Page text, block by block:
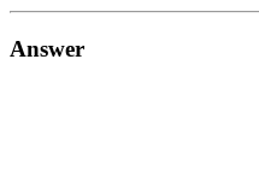
Answer